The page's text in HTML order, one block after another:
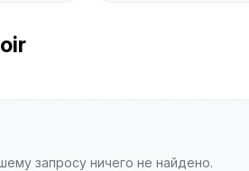
запросу ничего не найдено.